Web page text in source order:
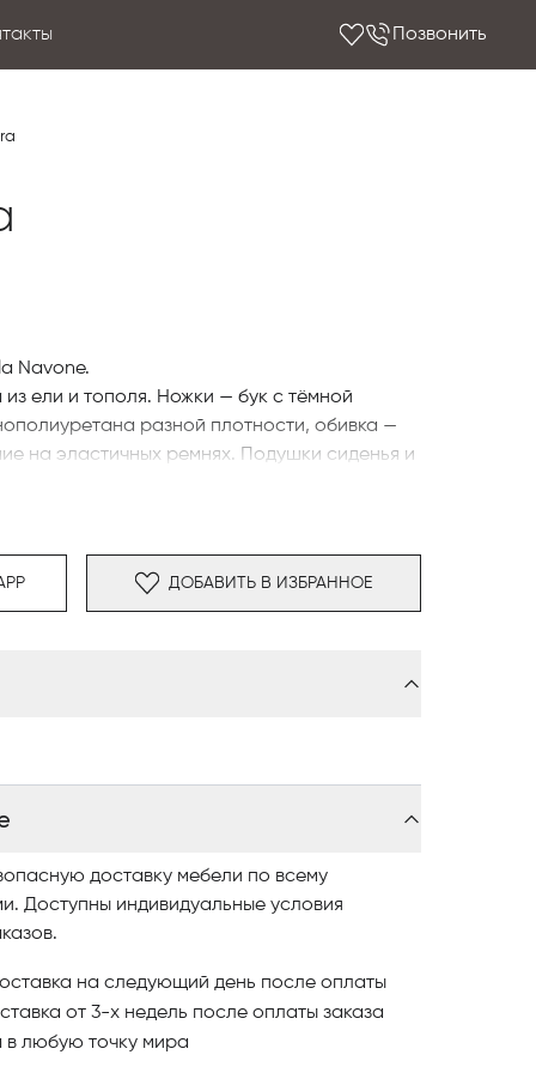
Позвонить
Navone.
ели и тополя. Ножки — бук с тёмной
разной плотности, обивка —
на эластичных ремнях. Подушки сиденья и
строчкой.
ДОБАВИТЬ В ИЗБРАННОЕ
доставку мебели по всему
Доступны индивидуальные условия
на следующий день после оплаты
от 3-х недель после оплаты заказа
в любую точку мира